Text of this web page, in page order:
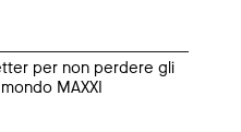
per non perdere gli
MAXXI